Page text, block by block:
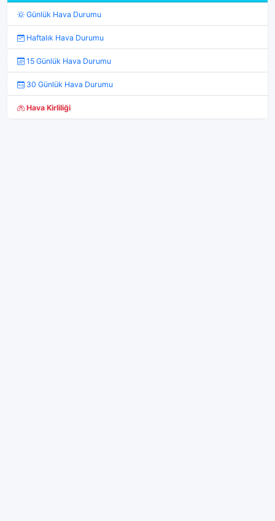
Günlük Hava Durumu
Haftalık Hava Durumu
15 Günlük Hava Durumu
30 Günlük Hava Durumu
Hava Kirliliği